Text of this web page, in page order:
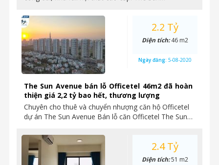
The Sun Avenue bán lỗ Officetel 46m2 đã hoàn
thiện giá 2,2 tỷ bao hết, thương lượng
Chuyên cho thuê và chuyển nhượng căn hộ Officetel
dự án The Sun Avenue Bán lỗ căn Officetel The Sun…
2.2 Tỷ
Diện tích:46 m2
Ngày đăng: 5-08-2020
2.4 Tỷ
Diện tích:51 m2